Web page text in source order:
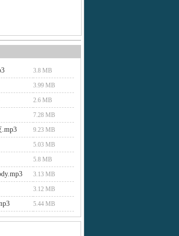
3.8 MB
3.99 MB
2.6 MB
7.28 MB
9.23 MB
5.03 MB
5.8 MB
3.13 MB
3.12 MB
5.44 MB